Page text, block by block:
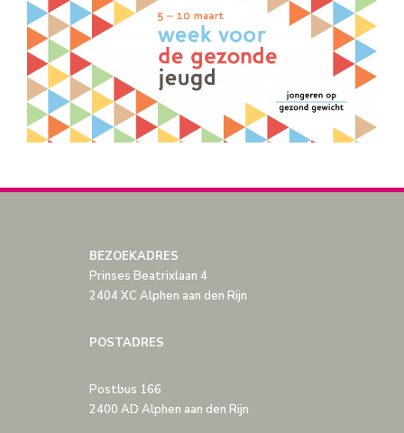
BEZOEKADRES
Prinses Beatrixlaan 4
2404 XC Alphen aan den Rijn
POSTADRES
Postbus 166
2400 AD Alphen aan den Rijn